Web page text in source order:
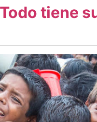
tiene